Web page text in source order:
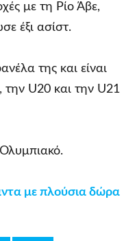
με τη Ρίο Άβε,
έξι ασίστ.
της και είναι
την U20 και την U21
με πλούσια δώρα